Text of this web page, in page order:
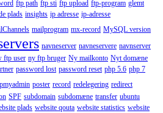
ftp path ftp sti ftp upload ftp-program glemt
plads insights ip adresse ip-adresse
mailprogram mx-record MySQL version
navneserver navneservere navnserver
ftp user ny ftp bruger Ny mailkonto Nyt domæne
password lost password reset php 5.6 php 7
poster record redelegering redirect
SPF subdomain subdomæne transfer ubuntu
plads website qouta website statistics website